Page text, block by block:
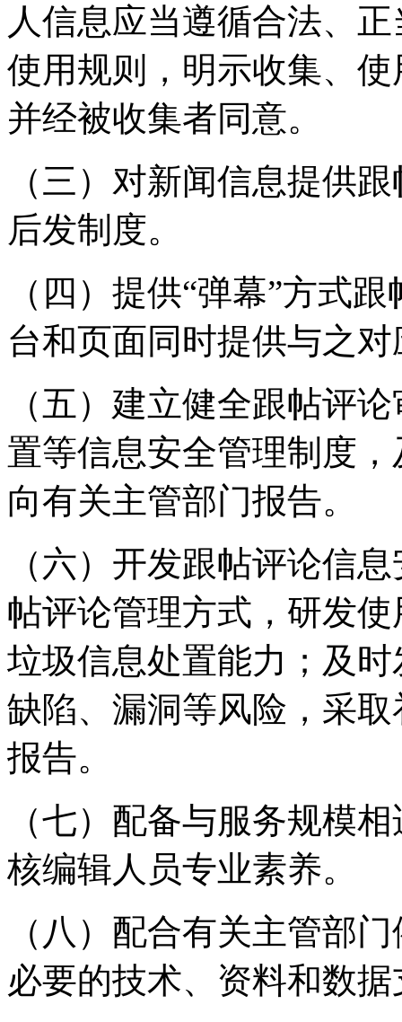
人信息应当遵循合法、
使用规则，明示收集、
并经被收集者同意。
（三）对新闻信息提供
后发制度。
（四）提供“弹幕”方式
台和页面同时提供与之
（五）建立健全跟帖评
置等信息安全管理制度
向有关主管部门报告。
（六）开发跟帖评论信
帖评论管理方式，研发
垃圾信息处置能力；及
缺陷、漏洞等风险，采
报告。
（七）配备与服务规模
核编辑人员专业素养。
（八）配合有关主管部
必要的技术、资料和数